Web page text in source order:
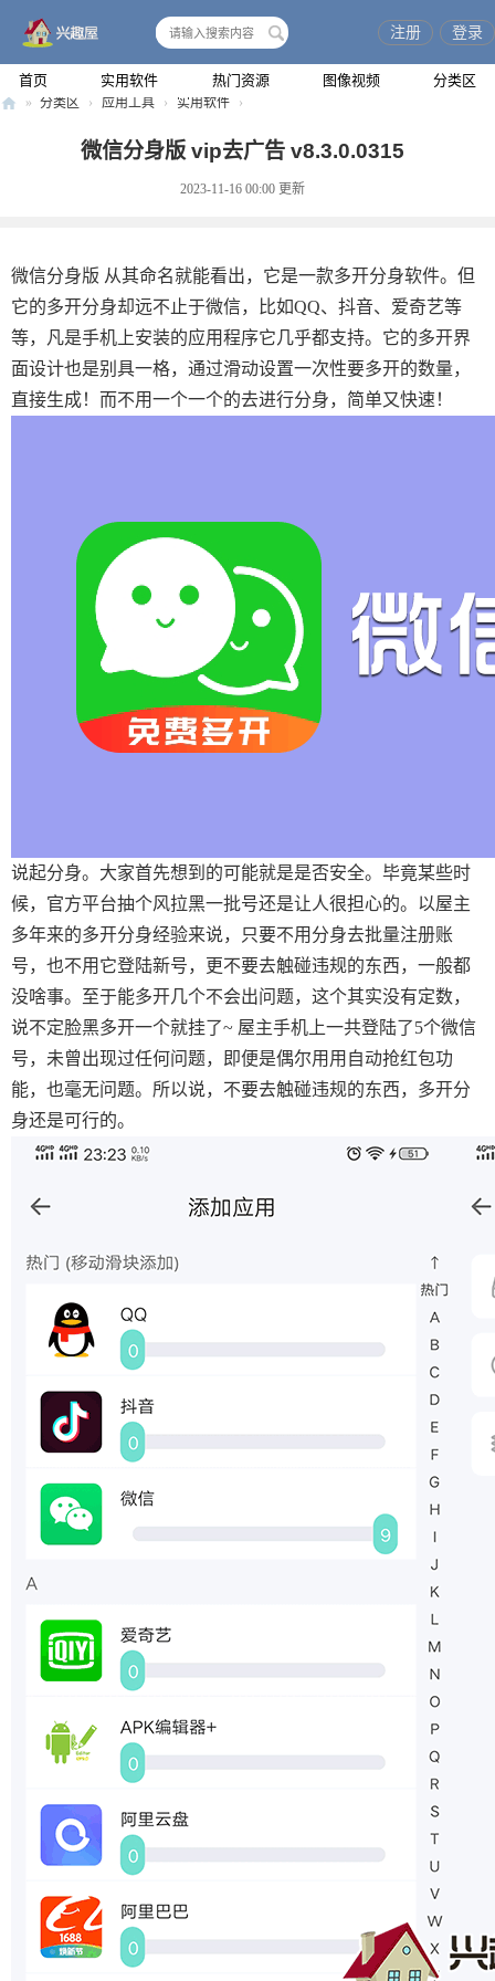
首页 实用软件 热门资源 图像视频 分类区
注册 登录
» 分类区 › 应用工具 › 实用软件 ›
微信分身版 vip去广告 v8.3.0.0315
2023-11-16 00:00 更新
微信分身版 从其命名就能看出，它是一款多开分身软件。但
它的多开分身却远不止于微信，比如QQ、抖音、爱奇艺等
等，凡是手机上安装的应用程序它几乎都支持。它的多开界
面设计也是别具一格，通过滑动设置一次性要多开的数量，
直接生成！而不用一个一个的去进行分身，简单又快速！
说起分身。大家首先想到的可能就是是否安全。毕竟某些时
候，官方平台抽个风拉黑一批号还是让人很担心的。以屋主
多年来的多开分身经验来说，只要不用分身去批量注册账
号，也不用它登陆新号，更不要去触碰违规的东西，一般都
没啥事。至于能多开几个不会出问题，这个其实没有定数，
说不定脸黑多开一个就挂了~ 屋主手机上一共登陆了5个微信
号，未曾出现过任何问题，即便是偶尔用用自动抢红包功
能，也毫无问题。所以说，不要去触碰违规的东西，多开分
身还是可行的。